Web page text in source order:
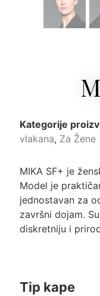
Kategorije
vlakana, Za Žene
MIKA SF+ je
Model je
jednostavan za
završni dojam.
diskretniju i
Tip kape